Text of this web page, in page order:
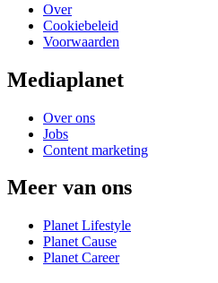
Over
Cookiebeleid
Voorwaarden
Mediaplanet
Over ons
Jobs
Content marketing
Meer van ons
Planet Lifestyle
Planet Cause
Planet Career